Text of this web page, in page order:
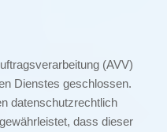
(AVV)
Dienstes geschlossen.
datenschutzrechtlich
dass dieser